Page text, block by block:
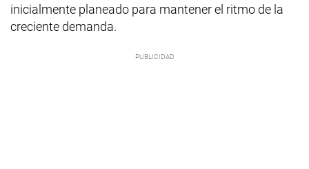
inicialmente planeado para mantener el ritmo de la
creciente demanda.